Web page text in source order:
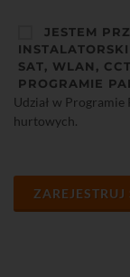
JESTEM
SAT, WLAN,
PROGRAMIE
Udział w
hurtowych.
ZAREJESTRUJ